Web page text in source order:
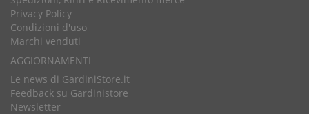
Privacy Policy
Condizioni d'uso
Marchi venduti
AGGIORNAMENTI
Le news di GardiniStore.it
Feedback su Gardinistore
Newsletter